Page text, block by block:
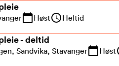
Høst Heltid
- deltid
Sandvika, Stavanger Høst